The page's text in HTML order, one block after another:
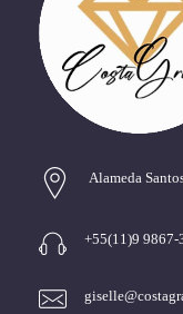
Alameda
+55(11)9 9867-